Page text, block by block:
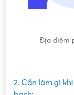
Nội dung mô tả
2. Cần làm gì